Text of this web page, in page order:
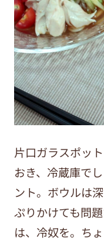
片口ガラスポッ
おき、冷蔵庫で
ント。ボウルは
ぷりかけても問
は、冷奴を。ち